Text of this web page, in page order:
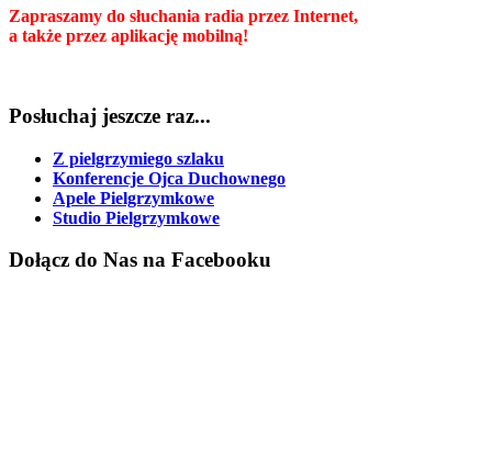
Zapraszamy do słuchania radia przez Internet,
a także przez aplikację mobilną!
Posłuchaj jeszcze raz...
Z pielgrzymiego szlaku
Konferencje Ojca Duchownego
Apele Pielgrzymkowe
Studio Pielgrzymkowe
Dołącz do Nas na Facebooku